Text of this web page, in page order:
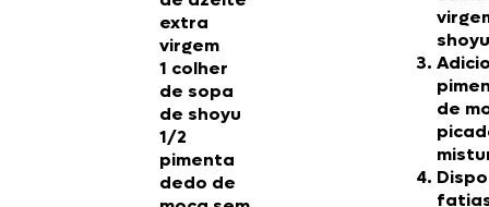
extra
virgem
1 colher
de sopa
de shoyu
1/2
pimenta
dedo de
de